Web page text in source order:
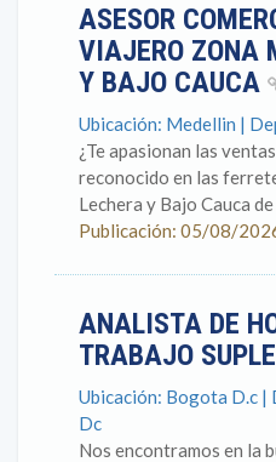
ASESOR
VIAJERO ZONA
Y BAJO CAUCA
Ubicación: Medellin |
¿Te apasionan las
reconocido en las
Lechera y Bajo Cauca
Publicación: 05/08/
ANALISTA DE
TRABAJO
Ubicación: Bogota D.c
Dc
Nos encontramos en la